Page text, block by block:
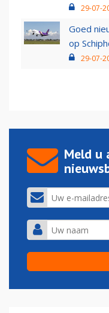
29-07-
Goed
op
29-07-
Meld u